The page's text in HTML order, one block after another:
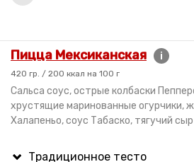
Пицца Мексиканская i
420 гр. / 200 ккал на 100 г
Сальса соус, острые колбаски
хрустящие маринованные огурчики,
Халапеньо, соус Табаско, тягучий